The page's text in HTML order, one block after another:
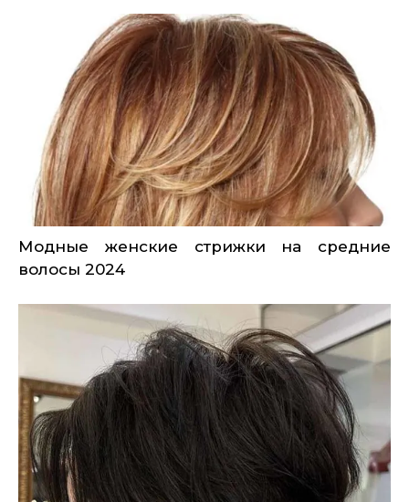
Модные женские стрижки на средние
волосы 2024